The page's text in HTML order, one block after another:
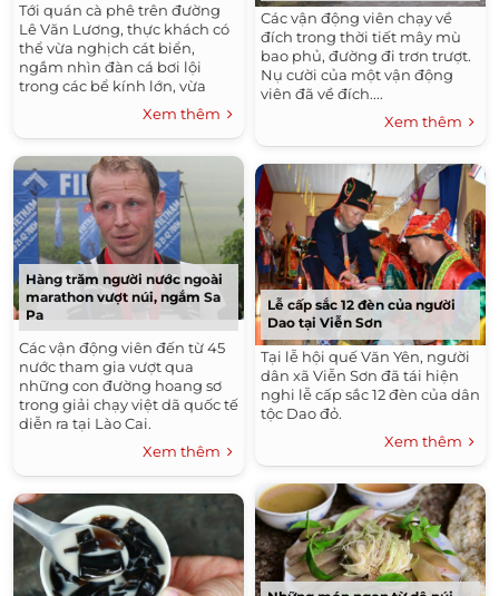
Tới quán cà phê trên đường
Lê Văn Lương, thực khách có
thể vừa nghịch cát biển,
ngắm nhìn đàn cá bơi lội
trong các bể kính lớn, vừa
thoải mái trò chuyện.Xem thêm
Hàng trăm người nước ngoài
marathon vượt núi, ngắm Sa
Pa
Các vận động viên đến từ 45
nước tham gia vượt qua
những con đường hoang sơ
trong giải chạy việt dã quốc tế
diễn ra tại Lào Cai.
Xem thêm
Các vận động viên chạy về
đích trong thời tiết mây mù
bao phủ, đường đi trơn trượt.
Nụ cười của một vận động
viên đã về đích....
Xem thêm
Lễ cấp sắc 12 đèn của người
Dao tại Viễn Sơn
Tại lễ hội quế Văn Yên, người
dân xã Viễn Sơn đã tái hiện
nghi lễ cấp sắc 12 đèn của dân
tộc Dao đỏ.
Xem thêm